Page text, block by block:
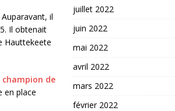
il
Il obtenait
Hauttekeete
champion de
en place
juillet 2022
juin 2022
mai 2022
avril 2022
mars 2022
février 2022